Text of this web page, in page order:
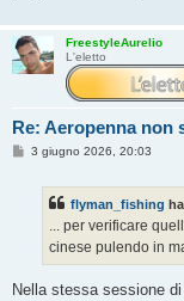
FreestyleAurelio
L'eletto
Re: Aeropenna non
M3 giugno 2026, 20:03
flyman_fishing
... per verificare
cinese pulendo in
Nella stessa sessione